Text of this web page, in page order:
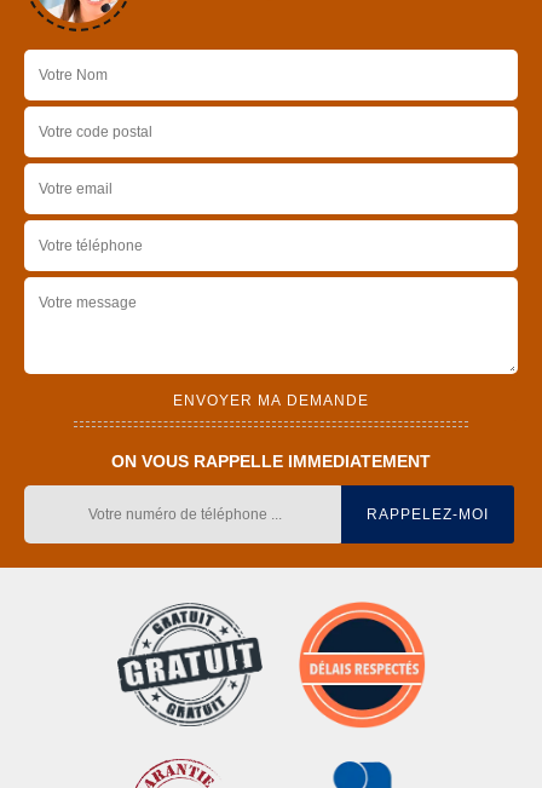
ON VOUS RAPPELLE IMMEDIATEMENT